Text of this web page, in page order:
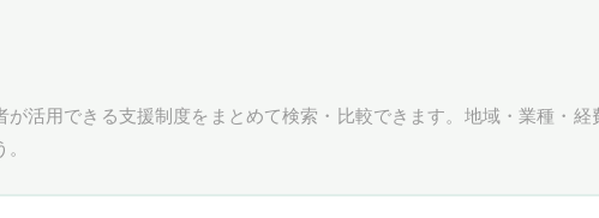
活用できる支援制度をまとめて検索・比較できます。地域・業種・経